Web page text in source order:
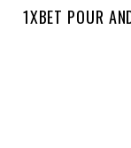
1XBET POUR